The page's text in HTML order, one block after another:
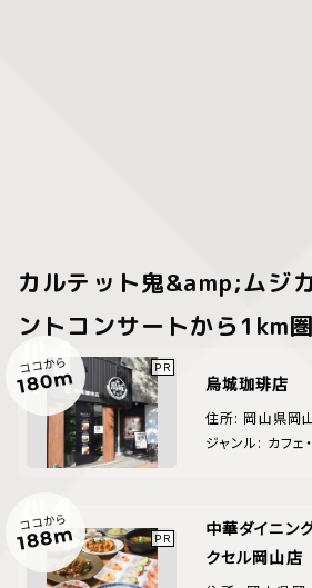
カルテット鬼&amp;ムジ
ントコンサートから1km
ココから
180m 烏城珈琲店
住所: 岡山県岡
ジャンル: カフェ
ココから
188m
中華ダイニン
クセル岡山店